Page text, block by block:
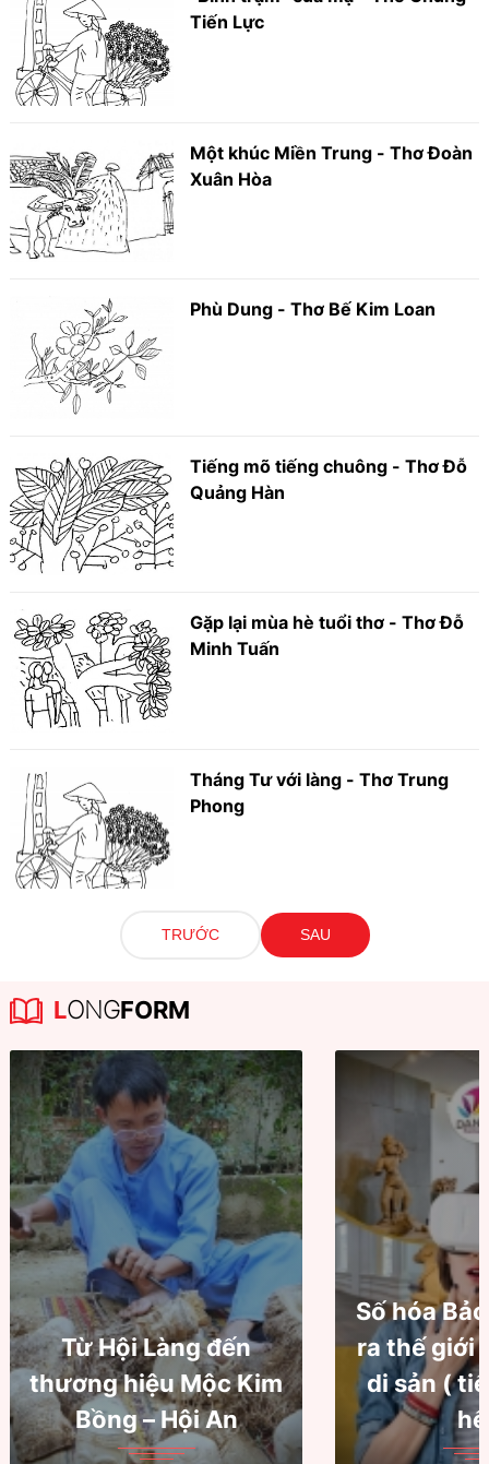
Tiến Lực
Một khúc Miền Trung - Thơ Đoàn
Xuân Hòa
Phù Dung - Thơ Bế Kim Loan
Tiếng mõ tiếng chuông - Thơ Đỗ
Quảng Hàn
Gặp lại mùa hè tuổi thơ - Thơ Đỗ
Minh Tuấn
Tháng Tư với làng - Thơ Trung
Phong
TRƯỚC SAU
LONGFORM
Từ Hội Làng đến
thương hiệu Mộc Kim
Bồng – Hội An
Số hóa
ra thế giới
di sản (